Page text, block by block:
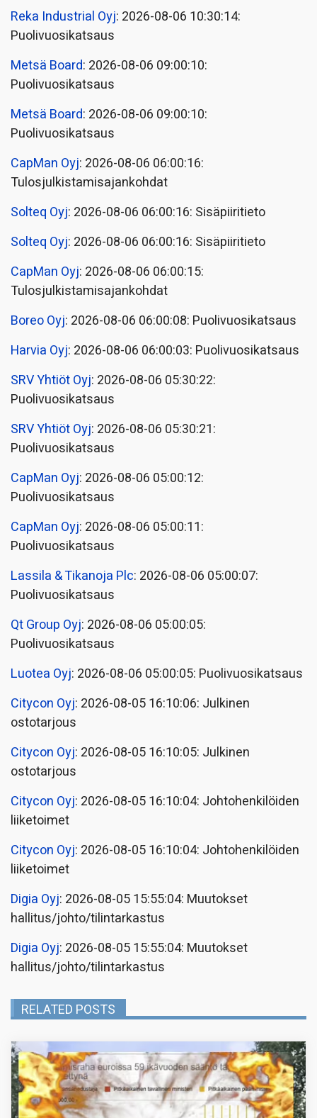
Reka Industrial Oyj: 2026-08-06 10:30:14:
Puolivuosikatsaus
Metsä Board: 2026-08-06 09:00:10:
Puolivuosikatsaus
Metsä Board: 2026-08-06 09:00:10:
Puolivuosikatsaus
CapMan Oyj: 2026-08-06 06:00:16:
Tulosjulkistamisajankohdat
Solteq Oyj: 2026-08-06 06:00:16: Sisäpiiritieto
Solteq Oyj: 2026-08-06 06:00:16: Sisäpiiritieto
CapMan Oyj: 2026-08-06 06:00:15:
Tulosjulkistamisajankohdat
Boreo Oyj: 2026-08-06 06:00:08: Puolivuosikatsaus
Harvia Oyj: 2026-08-06 06:00:03: Puolivuosikatsaus
SRV Yhtiöt Oyj: 2026-08-06 05:30:22:
Puolivuosikatsaus
SRV Yhtiöt Oyj: 2026-08-06 05:30:21:
Puolivuosikatsaus
CapMan Oyj: 2026-08-06 05:00:12:
Puolivuosikatsaus
CapMan Oyj: 2026-08-06 05:00:11:
Puolivuosikatsaus
Lassila & Tikanoja Plc: 2026-08-06 05:00:07:
Puolivuosikatsaus
Qt Group Oyj: 2026-08-06 05:00:05:
Puolivuosikatsaus
Luotea Oyj: 2026-08-06 05:00:05: Puolivuosikatsaus
Citycon Oyj: 2026-08-05 16:10:06: Julkinen
ostotarjous
Citycon Oyj: 2026-08-05 16:10:05: Julkinen
ostotarjous
Citycon Oyj: 2026-08-05 16:10:04: Johtohenkilöiden
liiketoimet
Citycon Oyj: 2026-08-05 16:10:04: Johtohenkilöiden
liiketoimet
Digia Oyj: 2026-08-05 15:55:04: Muutokset
hallitus/johto/tilintarkastus
Digia Oyj: 2026-08-05 15:55:04: Muutokset
hallitus/johto/tilintarkastus
RELATED POSTS